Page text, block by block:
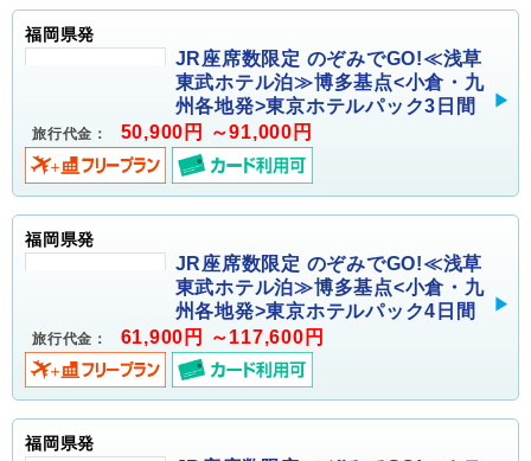
福岡県発
JR座席数限定 のぞみでGO!≪浅草
東武ホテル泊≫博多基点<小倉・九
州各地発>東京ホテルパック3日間
旅行代金： 50,900円 ～91,000円
福岡県発
JR座席数限定 のぞみでGO!≪浅草
東武ホテル泊≫博多基点<小倉・九
州各地発>東京ホテルパック4日間
旅行代金： 61,900円 ～117,600円
福岡県発